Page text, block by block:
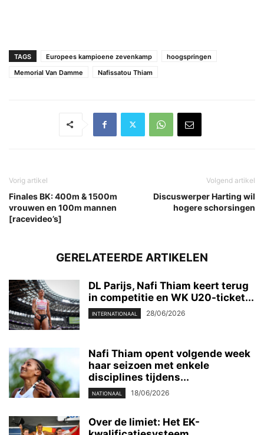
TAGS Europees kampioene zevenkamp
hoogspringen
Memorial Van Damme
Nafissatou Thiam
Vorig artikel
Finales BK: 400m & 1500m
vrouwen en 100m mannen
[racevideo’s]
Volgend artikel
Discuswerper Harting wil
hogere schorsingen
GERELATEERDE ARTIKELEN
DL Parijs, Nafi Thiam keert terug
in competitie en WK U20-ticket...
INTERNATIONAAL 28/06/2026
Nafi Thiam opent volgende week
haar seizoen met enkele
disciplines tijdens...
NATIONAAL 18/06/2026
Over de limiet: Het EK-